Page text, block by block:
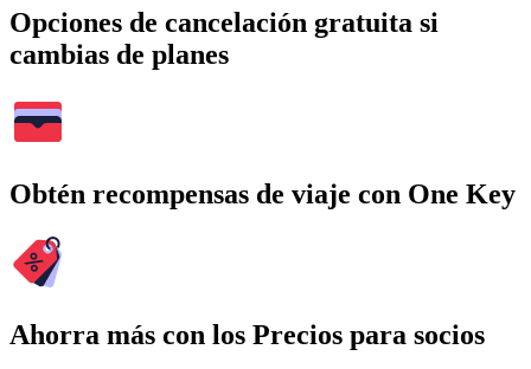
Opciones de cancelación gratuita si
cambias de planes
Obtén recompensas de viaje con One Key
Ahorra más con los Precios para socios